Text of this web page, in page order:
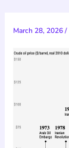
March 28, 2026/